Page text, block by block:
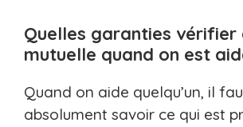
Quelles garanties vérifier
mutuelle quand on est
Quand on aide quelqu’un, il
absolument savoir ce qui est